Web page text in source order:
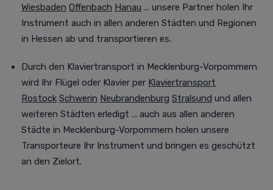
Wiesbaden Offenbach Hanau ... unsere Partner holen Ihr
Instrument auch in allen anderen Städten und Regionen
in Hessen ab und transportieren es.
Durch den Klaviertransport in Mecklenburg-Vorpommern
wird Ihr Flügel oder Klavier per Klaviertransport
Rostock Schwerin Neubrandenburg Stralsund und allen
weiteren Städten erledigt ... auch aus allen anderen
Städte in Mecklenburg-Vorpommern holen unsere
Transporteure Ihr Instrument und bringen es geschützt
an den Zielort.